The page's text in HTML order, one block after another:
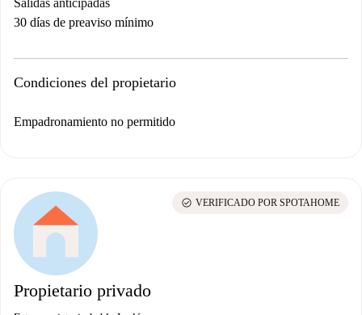
Salidas anticipadas
30 días de preaviso mínimo
Condiciones del propietario
Empadronamiento no permitido
Propietario privado
check_circle VERIFICADO POR SPOTAHOME